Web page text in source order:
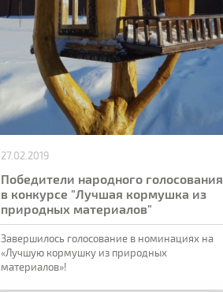
27.02.2019
Победители народного голосования
в конкурсе "Лучшая кормушка из
природных материалов"
Завершилось голосование в номинациях на
«Лучшую кормушку из природных
материалов»!